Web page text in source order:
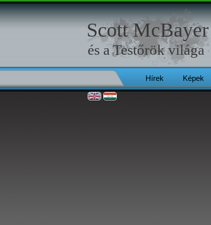
Hírek Képek
Scott McBayer
és aTestőrökvilága